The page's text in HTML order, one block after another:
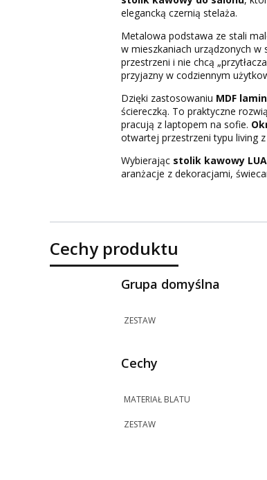
elegancką czernią stelaża.
Metalowa podstawa ze stali
w mieszkaniach urządzonych w
przestrzeni i nie chcą
przyjazny w codziennym
Dzięki zastosowaniu MDF
ściereczką. To praktyczne
pracują z laptopem na sofie.
otwartej przestrzeni typu living
Wybierając stolik kawowy
aranżacje z dekoracjami,
Cechy produktu
Grupa domyślna
ZESTAW
Cechy
MATERIAŁ BLATU
ZESTAW